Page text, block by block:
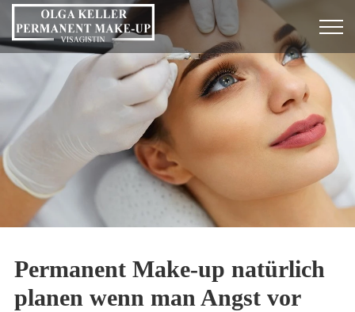
Permanent Make-up natürlich
planen wenn man Angst vor